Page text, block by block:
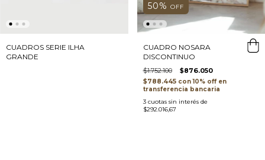
CUADROS SERIE ILHA
GRANDE
50% OFF
CUADRO NOSARA
DISCONTINUO
$1.752.100
$876.050
$788.445 con
transferencia bancaria
3 cuotas sin interés de
$292.016,67